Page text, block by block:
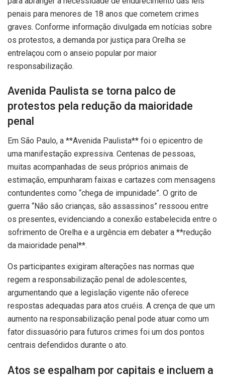
penais para menores de 18 anos que cometem crimes
graves. Conforme informação divulgada em notícias sobre
os protestos, a demanda por justiça para Orelha se
entrelaçou com o anseio popular por maior
responsabilização.
Avenida Paulista se torna palco de
protestos pela redução da maioridade
penal
Em São Paulo, a **Avenida Paulista** foi o epicentro de
uma manifestação expressiva. Centenas de pessoas,
muitas acompanhadas de seus próprios animais de
estimação, empunharam faixas e cartazes com mensagens
contundentes como “chega de impunidade”. O grito de
guerra “Não são crianças, são assassinos” ressoou entre
os presentes, evidenciando a conexão estabelecida entre o
sofrimento de Orelha e a urgência em debater a **redução
da maioridade penal**.
Os participantes exigiram alterações nas normas que
regem a responsabilização penal de adolescentes,
argumentando que a legislação vigente não oferece
respostas adequadas para atos cruéis. A crença de que um
aumento na responsabilização penal pode atuar como um
fator dissuasório para futuros crimes foi um dos pontos
centrais defendidos durante o ato.
Atos se espalham por capitais e incluem a